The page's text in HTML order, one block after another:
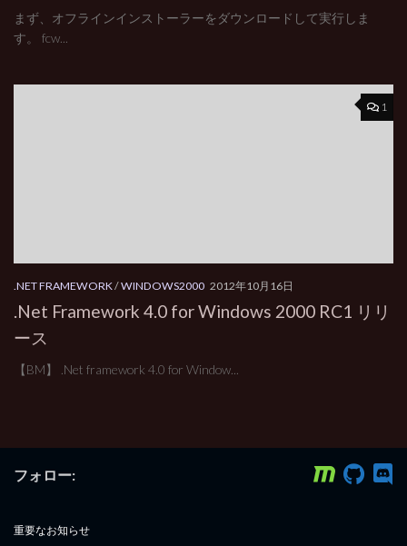
まず、オフラインインストーラーをダウンロードして実行しま
す。 fcw...
1
.NET FRAMEWORK/WINDOWS2000 2012年10月16日
.Net Framework 4.0 for Windows 2000 RC1 リリ
ース
【BM】 .Net framework 4.0 for Window...
フォロー:
重要なお知らせ